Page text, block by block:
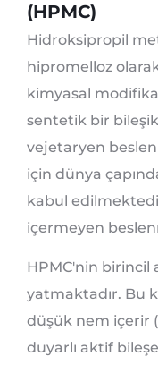
(HPMC)
Hidroksipropil
hipromelloz
kimyasal
sentetik bir
vejetaryen
için dünya
kabul
içermeyen
HPMC'nin birincil
yatmaktadır. Bu
düşük nem içerir
duyarlı aktif